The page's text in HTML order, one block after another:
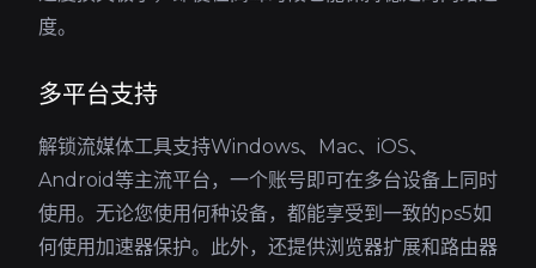
度。
多平台支持
解锁流媒体工具支持Windows、Mac、iOS、
Android等主流平台，一个账号即可在多台设备上同时
使用。无论您使用何种设备，都能享受到一致的ps5如
何使用加速器保护。此外，还提供浏览器扩展和路由器